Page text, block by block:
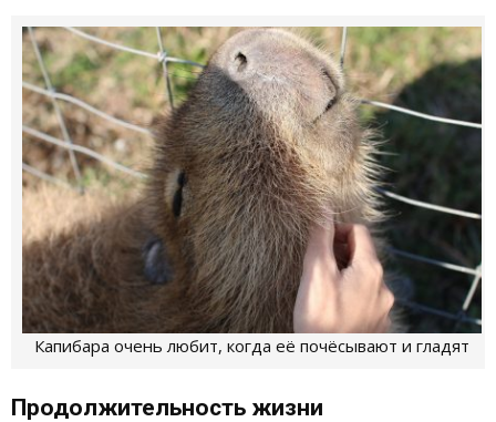
Капибара очень любит, когда её почёсывают и гладят
Продолжительность жизни